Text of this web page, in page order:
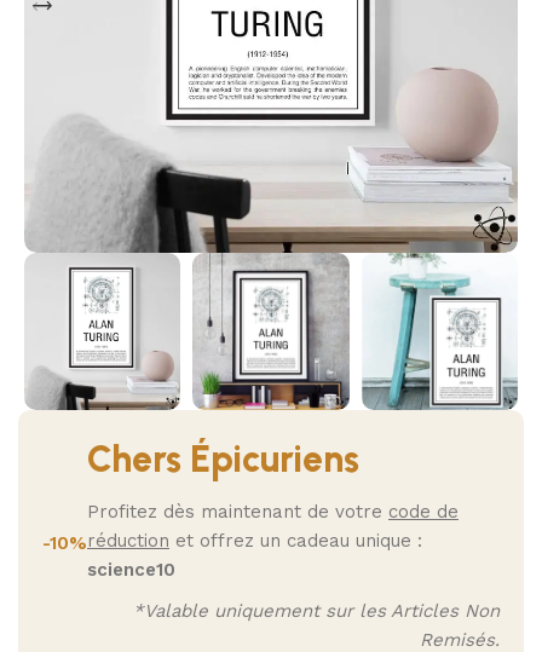
-10%
Chers Épicuriens
Profitez dès maintenant de votre code de
réduction et offrez un cadeau unique :
science10
*Valable uniquement sur les Articles Non
Remisés.